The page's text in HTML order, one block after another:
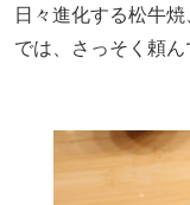
日々進化する松牛焼
では、さっそく頼ん